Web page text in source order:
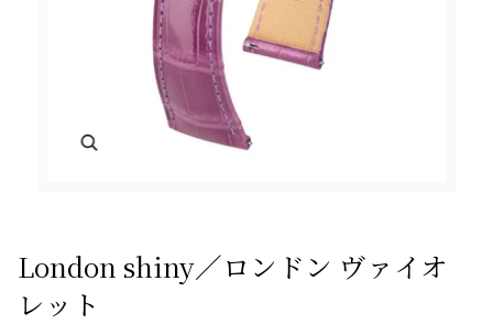
London shiny／ロンドン ヴァイオ
レット